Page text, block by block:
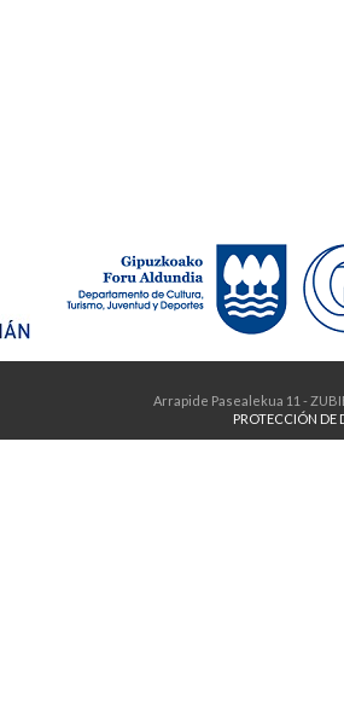
Arrapide Pasealekua 11 -
PROTECCIÓN DE